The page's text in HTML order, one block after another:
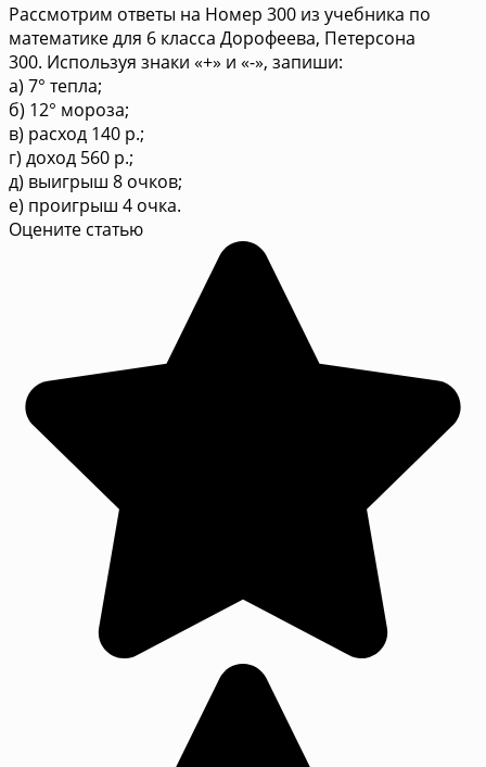
Рассмотрим ответы на Номер 300 из учебника по
математике для 6 класса Дорофеева, Петерсона
300. Используя знаки «+» и «-», запиши:
а) 7° тепла;
б) 12° мороза;
в) расход 140 р.;
г) доход 560 р.;
д) выигрыш 8 очков;
е) проигрыш 4 очка.
Оцените статью